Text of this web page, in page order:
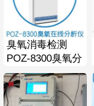
臭氧消毒检测
POZ-8300臭氧分
析仪 CREATEC
科瑞达仪器